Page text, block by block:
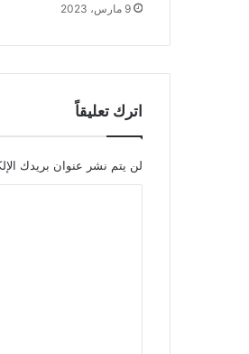
9 مارس، 2023
اترك تعليقاً
لن يتم نشر عنوان بريدك